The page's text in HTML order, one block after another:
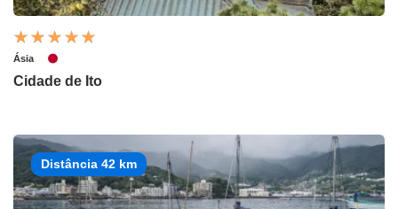
Ásia
Cidade de Ito
Distância 42 km